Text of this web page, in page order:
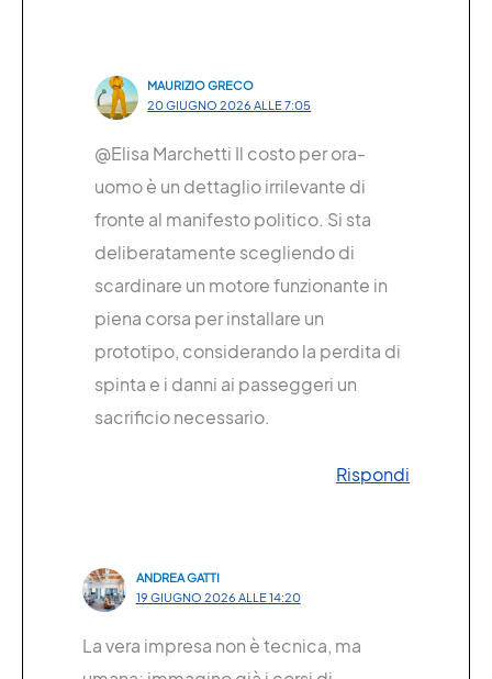
MAURIZIO GRECO
20 GIUGNO 2026 ALLE 7:05
@Elisa Marchetti Il costo per ora-
uomo è un dettaglio irrilevante di
fronte al manifesto politico. Si sta
deliberatamente scegliendo di
scardinare un motore funzionante in
piena corsa per installare un
prototipo, considerando la perdita di
spinta e i danni ai passeggeri un
sacrificio necessario.
Rispondi
ANDREA GATTI
19 GIUGNO 2026 ALLE 14:20
La vera impresa non è tecnica, ma